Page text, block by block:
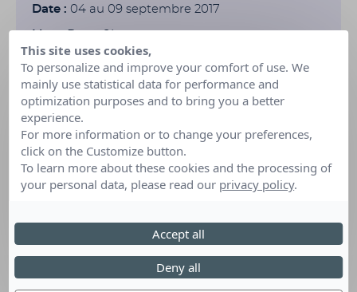
Date : 04 au 09 septembre 2017
This site uses cookies,
To personalize and improve your comfort of use. We
mainly use statistical data for performance and
optimization purposes and to bring you a better
experience.
For more information or to change your preferences,
click on the Customize button.
To learn more about these cookies and the processing of
your personal data, please read our privacy policy.
Deny all
Accept all